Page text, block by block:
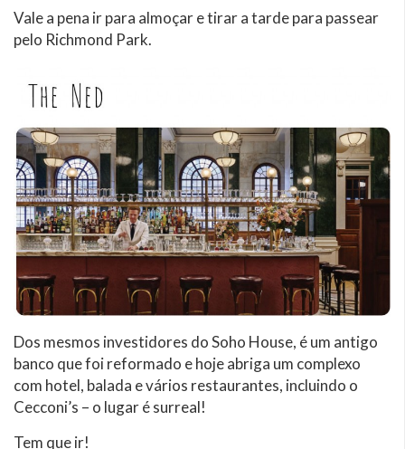
Vale a pena ir para almoçar e tirar a tarde para passear
pelo Richmond Park.
Dos mesmos investidores do Soho House, é um antigo
banco que foi reformado e hoje abriga um complexo
com hotel, balada e vários restaurantes, incluindo o
Cecconi’s – o lugar é surreal!
Tem que ir!